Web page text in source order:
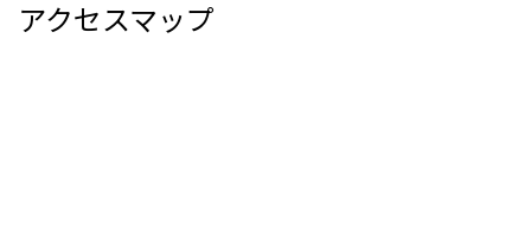
アクセスマップ